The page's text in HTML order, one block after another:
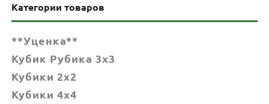
Категории товаров
**Уценка**
Кубик Рубика 3x3
Кубики 2x2
Кубики 4x4